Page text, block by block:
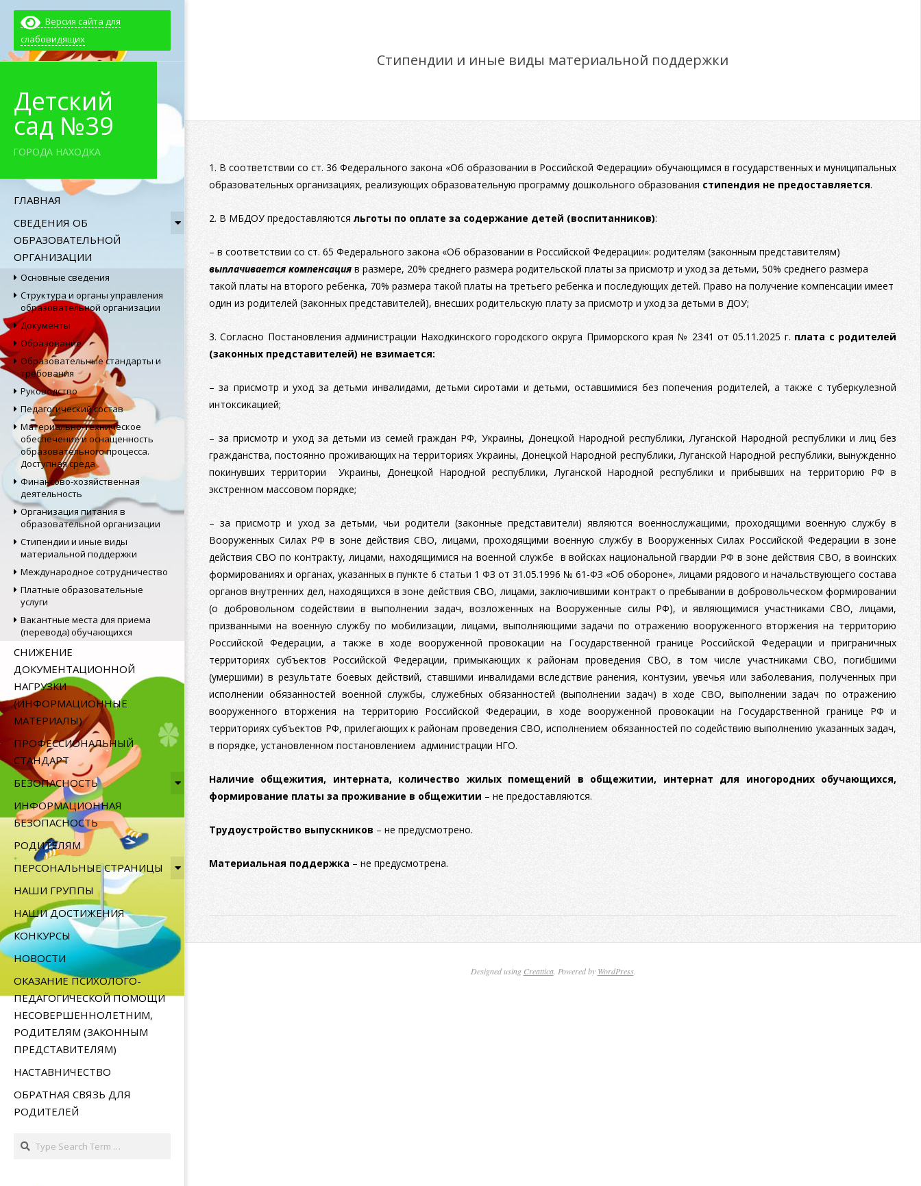
Skip
content
Версия сайта для
слабовидящих
Детский
сад №39
ГОРОДА НАХОДКА
Primary
Menu
ГЛАВНАЯ
СВЕДЕНИЯ ОБ
ОБРАЗОВАТЕЛЬНОЙ
ОРГАНИЗАЦИИ
Основные сведения
Структура и органы управления
образовательной организации
Документы
Образование
Образовательные стандарты и
требования
Руководство
Педагогический состав
Материально-техническое
обеспечение и оснащенность
образовательного процесса.
Доступная среда
Финансово-хозяйственная
деятельность
Организация питания в
образовательной организации
Стипендии и иные виды
материальной поддержки
Международное сотрудничество
Платные образовательные
услуги
Вакантные места для приема
(перевода) обучающихся
СНИЖЕНИЕ
ДОКУМЕНТАЦИОННОЙ
НАГРУЗКИ
(ИНФОРМАЦИОННЫЕ
МАТЕРИАЛЫ)
ПРОФЕССИОНАЛЬНЫЙ
СТАНДАРТ
БЕЗОПАСНОСТЬ
ИНФОРМАЦИОННАЯ
БЕЗОПАСНОСТЬ
РОДИТЕЛЯМ
ПЕРСОНАЛЬНЫЕ СТРАНИЦЫ
НАШИ ГРУППЫ
НАШИ ДОСТИЖЕНИЯ
КОНКУРСЫ
НОВОСТИ
ОКАЗАНИЕ ПСИХОЛОГО-
ПЕДАГОГИЧЕСКОЙ ПОМОЩИ
НЕСОВЕРШЕННОЛЕТНИМ,
РОДИТЕЛЯМ (ЗАКОННЫМ
ПРЕДСТАВИТЕЛЯМ)
НАСТАВНИЧЕСТВО
ОБРАТНАЯ СВЯЗЬ ДЛЯ
РОДИТЕЛЕЙ
Search
Стипендии и иные виды материальной поддержки
1. В соответствии со ст. 36 Федерального закона «Об образовании в Российской Федерации» обучающимся в государственных и муниципальных
образовательных организациях, реализующих образовательную программу дошкольного образования стипендия не предоставляется.
2. В МБДОУ предоставляются льготы по оплате за содержание детей (воспитанников):
– в соответствии со ст. 65 Федерального закона «Об образовании в Российской Федерации»: родителям (законным представителям)
выплачивается компенсация в размере, 20% среднего размера родительской платы за присмотр и уход за детьми, 50% среднего размера
такой платы на второго ребенка, 70% размера такой платы на третьего ребенка и последующих детей. Право на получение компенсации имеет
один из родителей (законных представителей), внесших родительскую плату за присмотр и уход за детьми в ДОУ;
3. Согласно Постановления администрации Находкинского городского округа Приморского края № 2341 от 05.11.2025 г. плата с родителей
(законных представителей) не взимается:
– за присмотр и уход за детьми инвалидами, детьми сиротами и детьми, оставшимися без попечения родителей, а также с туберкулезной
интоксикацией;
– за присмотр и уход за детьми из семей граждан РФ, Украины, Донецкой Народной республики, Луганской Народной республики и лиц без
гражданства, постоянно проживающих на территориях Украины, Донецкой Народной республики, Луганской Народной республики, вынужденно
покинувших территории Украины, Донецкой Народной республики, Луганской Народной республики и прибывших на территорию РФ в
экстренном массовом порядке;
– за присмотр и уход за детьми, чьи родители (законные представители) являются военнослужащими, проходящими военную службу в
Вооруженных Силах РФ в зоне действия СВО, лицами, проходящими военную службу в Вооруженных Силах Российской Федерации в зоне
действия СВО по контракту, лицами, находящимися на военной службе в войсках национальной гвардии РФ в зоне действия СВО, в воинских
формированиях и органах, указанных в пункте 6 статьи 1 ФЗ от 31.05.1996 № 61-ФЗ «Об обороне», лицами рядового и начальствующего состава
органов внутренних дел, находящихся в зоне действия СВО, лицами, заключившими контракт о пребывании в добровольческом формировании
(о добровольном содействии в выполнении задач, возложенных на Вооруженные силы РФ), и являющимися участниками СВО, лицами,
призванными на военную службу по мобилизации, лицами, выполняющими задачи по отражению вооруженного вторжения на территорию
Российской Федерации, а также в ходе вооруженной провокации на Государственной границе Российской Федерации и приграничных
территориях субъектов Российской Федерации, примыкающих к районам проведения СВО, в том числе участниками СВО, погибшими
(умершими) в результате боевых действий, ставшими инвалидами вследствие ранения, контузии, увечья или заболевания, полученных при
исполнении обязанностей военной службы, служебных обязанностей (выполнении задач) в ходе СВО, выполнении задач по отражению
вооруженного вторжения на территорию Российской Федерации, в ходе вооруженной провокации на Государственной границе РФ и
территориях субъектов РФ, прилегающих к районам проведения СВО, исполнением обязанностей по содействию выполнению указанных задач,
в порядке, установленном постановлением администрации НГО.
Наличие общежития, интерната, количество жилых помещений в общежитии, интернат для иногородних обучающихся,
формирование платы за проживание в общежитии – не предоставляются.
Трудоустройство выпускников – не предусмотрено.
Материальная поддержка – не предусмотрена.
09-
Designed using Creattica. Powered by WordPress.